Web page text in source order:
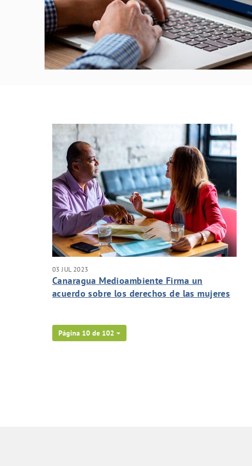
03 JUL 2023
Canaragua Medioambiente Firma un
acuerdo sobre los derechos de las mujeres
Página 10 de 102